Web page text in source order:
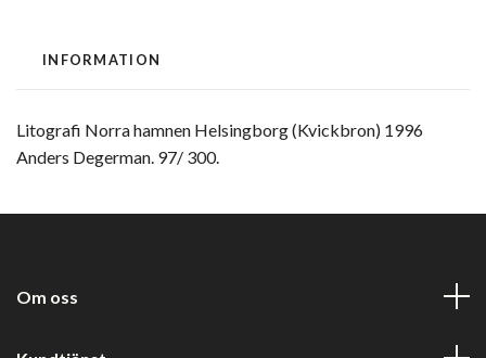
INFORMATION
Litografi Norra hamnen Helsingborg (Kvickbron) 1996
Anders Degerman. 97/ 300.
Om oss